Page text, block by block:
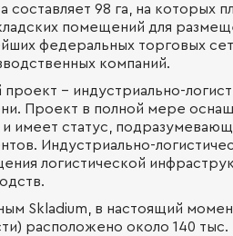
составляет 98 га, на которых
помещений для
федеральных торговых
компаний.
проект – индустриально-
Проект в полной мере
и имеет статус,
Индустриально-
логистической
Skladium, в настоящий
расположено около 140